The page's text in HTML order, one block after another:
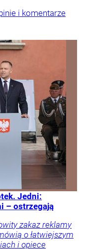
i komentarze
Jedni:
– ostrzegają
zakaz reklamy
o łatwiejszym
i opiece